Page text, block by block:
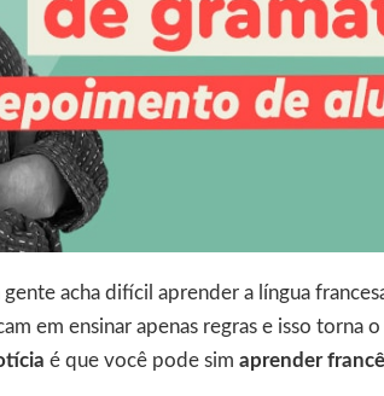
acha difícil aprender a língua
em ensinar apenas regras e isso torna
é que você pode sim aprender